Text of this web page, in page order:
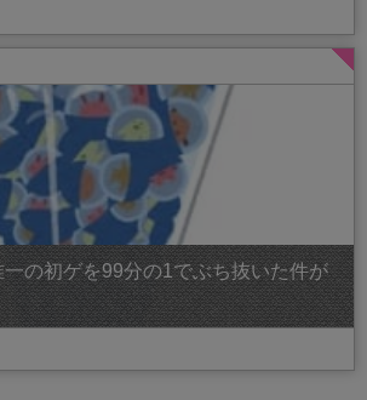
の初ゲを99分の1でぶち抜いた件が